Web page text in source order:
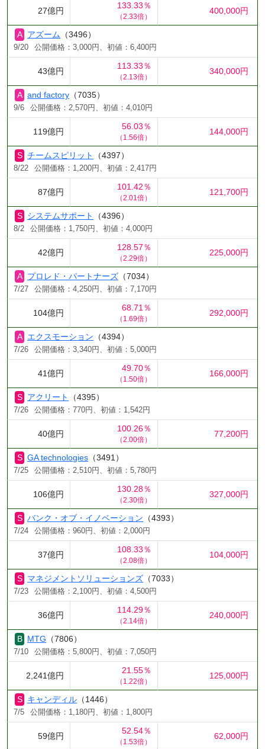
27億円
133.33％
（2.33倍）
400,000円
アズーム （3496）
9/20 公開価格：3,000円、初値：6,400円
43億円
113.33％
（2.13倍）
340,000円
and factory （7035）
9/6 公開価格：2,570円、初値：4,010円
119億円
56.03％
（1.56倍）
144,000円
チームスピリット （4397）
8/22 公開価格：1,200円、初値：2,417円
87億円
101.42％
（2.01倍）
121,700円
システムサポート （4396）
8/2 公開価格：1,750円、初値：4,000円
42億円
128.57％
（2.29倍）
225,000円
プロレド・パートナーズ （7034）
7/27 公開価格：4,250円、初値：7,170円
104億円
68.71％
（1.69倍）
292,000円
エクスモーション （4394）
7/26 公開価格：3,340円、初値：5,000円
41億円
49.70％
（1.50倍）
166,000円
アクリート （4395）
7/26 公開価格：770円、初値：1,542円
40億円
100.26％
（2.00倍）
77,200円
GA technologies （3491）
7/25 公開価格：2,510円、初値：5,780円
106億円
130.28％
（2.30倍）
327,000円
バンク・オブ・イノベーション （4393）
7/24 公開価格：960円、初値：2,000円
37億円
108.33％
（2.08倍）
104,000円
マネジメントソリューションズ （7033）
7/23 公開価格：2,100円、初値：4,500円
36億円
114.29％
（2.14倍）
240,000円
MTG （7806）
7/10 公開価格：5,800円、初値：7,050円
2,241億円
21.55％
（1.22倍）
125,000円
キャンディル （1446）
7/5 公開価格：1,180円、初値：1,800円
59億円
52.54％
（1.53倍）
62,000円